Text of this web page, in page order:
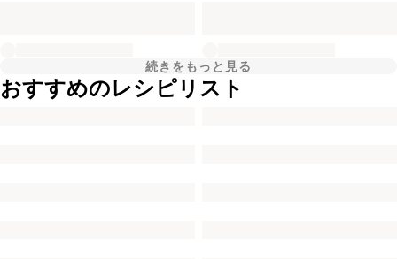
続きをもっと見る
おすすめのレシピリスト